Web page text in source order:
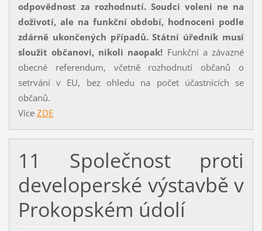
odpovědnost za rozhodnutí. Soudci voleni ne na
doživotí, ale na funkční období, hodnoceni podle
zdárně ukončených případů. Státní úředník musí
sloužit občanovi, nikoli naopak! Funkční a závazné
obecné referendum, včetně rozhodnutí občanů o
setrvání v EU, bez ohledu na počet účastnících se
občanů.
Více ZDE
11 Společnost proti
developerské výstavbě v
Prokopském údolí